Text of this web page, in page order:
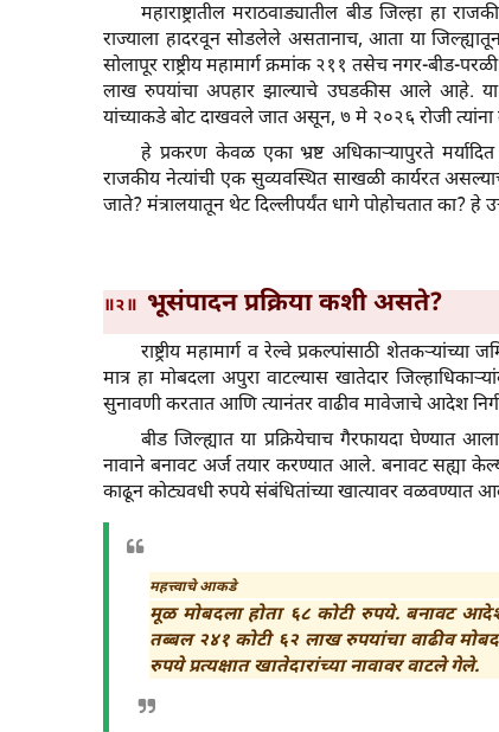
महाराष्ट्रातील मराठवाड्यातील बीड जिल्हा हा
राज्याला हादरवून सोडलेले असतानाच, आता या
सोलापूर राष्ट्रीय महामार्ग क्रमांक २११ तसेच नगर-बीड-
लाख रुपयांचा अपहार झाल्याचे उघडकीस आले आहे. या
यांच्याकडे बोट दाखवले जात असून, ७ मे २०२६ रोजी
हे प्रकरण केवळ एका भ्रष्ट अधिकाऱ्यापुरते
राजकीय नेत्यांची एक सुव्यवस्थित साखळी कार्यरत
जाते? मंत्रालयातून थेट दिल्लीपर्यंत धागे पोहोचतात
॥२॥ भूसंपादन प्रक्रिया कशी असते?
राष्ट्रीय महामार्ग व रेल्वे प्रकल्पांसाठी
मात्र हा मोबदला अपुरा वाटल्यास खातेदार
सुनावणी करतात आणि त्यानंतर वाढीव मावेजाचे आदेश
बीड जिल्ह्यात या प्रक्रियेचाच गैरफायदा घेण्यात
नावाने बनावट अर्ज तयार करण्यात आले. बनावट सह्या
काढून कोट्यवधी रुपये संबंधितांच्या खात्यावर वळवण्यात
महत्त्वाचे आकडे
मूळ मोबदला होता ६८ कोटी रुपये. बनावट
तब्बल २४१ कोटी ६२ लाख रुपयांचा वाढीव
रुपये प्रत्यक्षात खातेदारांच्या नावावर वाटले गेले.